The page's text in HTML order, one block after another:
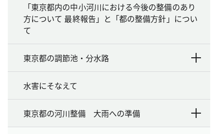
「東京都内の中小河川における今後の整備のあり
方について 最終報告」と「都の整備方針」につい
て
東京都の調節池・分水路
水害にそなえて
東京都の河川整備 大雨への準備